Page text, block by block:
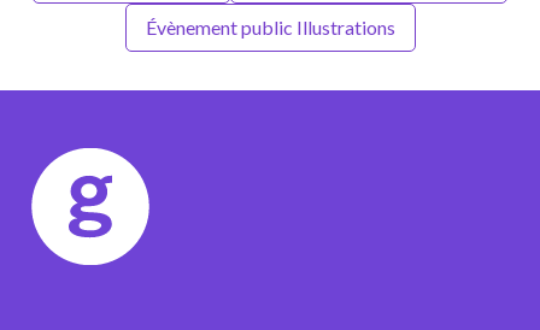
Évènement public Illustrations